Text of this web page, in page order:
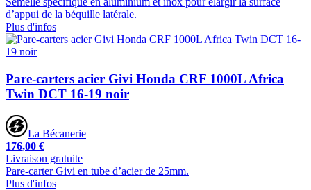
d’appui de la béquille latérale.
Plus d'infos
Pare-carters acier Givi Honda CRF 1000L Africa
Twin DCT 16-19 noir
La Bécanerie
176,00 €
Livraison gratuite
Pare-carter Givi en tube d’acier de 25mm.
Plus d'infos